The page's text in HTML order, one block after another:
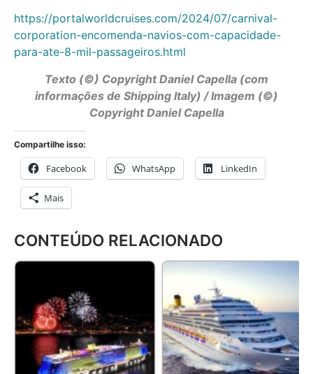
https://portalworldcruises.com/2024/07/carnival-
corporation-encomenda-navios-com-capacidade-
para-ate-8-mil-passageiros.html
Texto (©) Copyright Daniel Capella (com
informações de Shipping Italy) / Imagem (©)
Copyright Daniel Capella
Compartilhe isso:
Facebook WhatsApp LinkedIn
Mais
CONTEÚDO RELACIONADO